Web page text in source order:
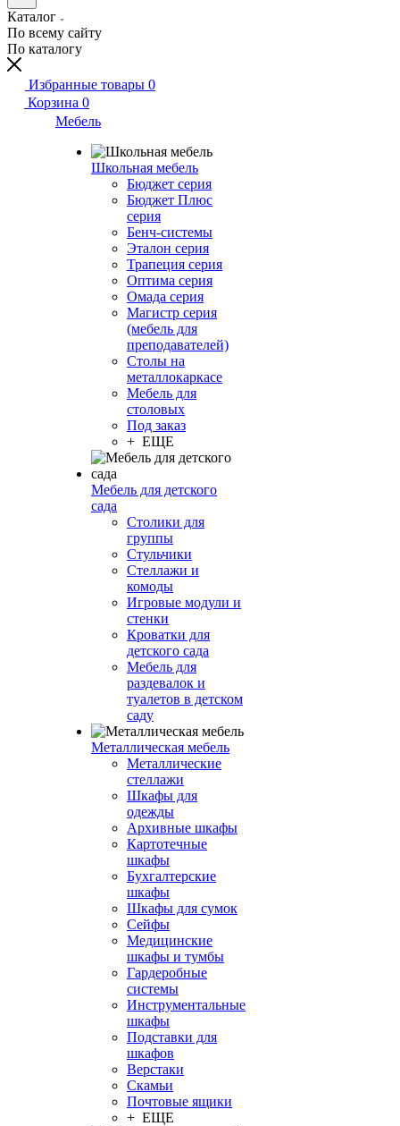
Каталог
По всему сайту
По каталогу
Избранные товары 0
Корзина 0
Мебель
Школьная мебель
Бюджет серия
Бюджет Плюс
серия
Бенч-системы
Эталон серия
Трапеция серия
Оптима серия
Омада серия
Магистр серия
(мебель для
преподавателей)
Столы на
металлокаркасе
Мебель для
столовых
Под заказ
+ ЕЩЕ
Мебель для детского
сада
Столики для
группы
Стульчики
Стеллажи и
комоды
Игровые модули и
стенки
Кроватки для
детского сада
Мебель для
раздевалок и
туалетов в детском
саду
Металлическая мебель
Металлические
стеллажи
Шкафы для
одежды
Архивные шкафы
Картотечные
шкафы
Бухгалтерские
шкафы
Шкафы для сумок
Сейфы
Медицинские
шкафы и тумбы
Гардеробные
системы
Инструментальные
шкафы
Подставки для
шкафов
Верстаки
Скамьи
Почтовые ящики
+ ЕЩЕ